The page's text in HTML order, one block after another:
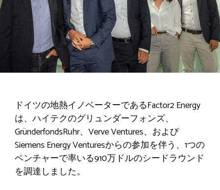
ドイツの地熱イノベーターであるFactor2 Energy
は、ハイテクのグリュンダーフォンズ、
GründerfondsRuhr、Verve Ventures、および
Siemens Energy Venturesからの参加を伴う、1つの
ベンチャーで率いる910万ドルのシードラウンド
を調達しました。